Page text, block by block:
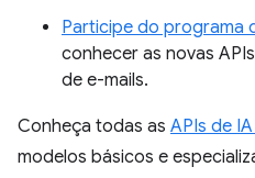
Participe do programa
conhecer as novas
de e-mails.
Conheça todas as APIs de
modelos básicos e